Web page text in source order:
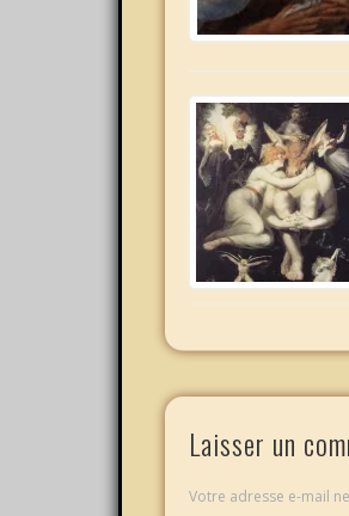
Laisser un
Votre adresse e-mail